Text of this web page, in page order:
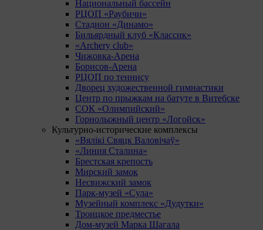
Национальный бассейн
РЦОП «Раубичи»
Стадион «Динамо»
Бильярдный клуб «Классик»
«Archery club»
Чижовка-Арена
Борисов-Арена
РЦОП по теннису
Дворец художественной гимнастики
Центр по прыжкам на батуте в Витебске
СОК «Олимпийский»
Горнолыжный центр «Логойск»
Культурно-исторические комплексы
«Вялікі Свяцк Валовічаў»
«Линия Сталина»
Брестская крепость
Мирский замок
Несвижский замок
Парк-музей «Сула»
Музейный комплекс «Дудутки»
Троицкое предместье
Дом-музей Марка Шагала